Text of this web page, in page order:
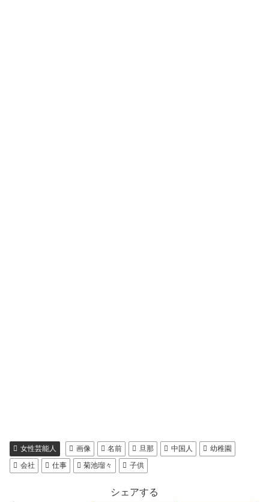
女性芸能人 画像 名前 旦那 中国人
幼稚園
会社
仕事 菊池瑠々 子供
シェアする